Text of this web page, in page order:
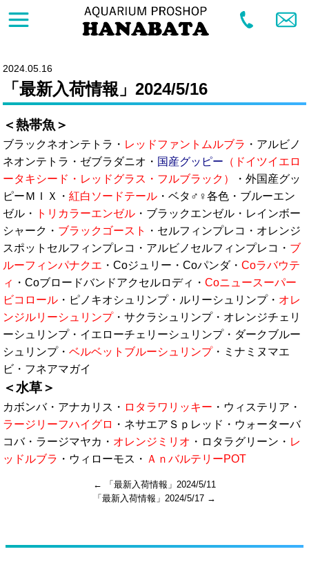
2024.05.16
「最新入荷情報」2024/5/16
＜熱帯魚＞
ブラックネオンテトラ・ レッドファントムルブラ ・アルビノ
ネオンテトラ・ゼブラダニオ・ 国産グッピー （ドイツイエロ
ータキシード・レッドグラス・フルブラック）
・外国産グッ
ピーＭＩＸ・紅白ソードテール ・ベタ♂♀各色・ブルーエン
ゼル・
トリカラーエンゼル ・ブラックエンゼル・レインボー
シャーク・ ブラックゴースト
・セルフィンプレコ・オレンジ
スポットセルフィンプレコ・アルビノセルフィンプレコ・ ブ
ルーフィンパナクエ ・Coジュリー・Coパンダ・Coラバウテ
ィ ・Coブロードバンドアクセルロディ・Coニュースーパー
ビコロール ・ピノキオシュリンプ・ルリーシュリンプ・ オレ
ンジルリーシュリンプ・サクラシュリンプ・オレンジチェリ
ーシュリンプ・イエローチェリーシュリンプ・ダークブルー
シュリンプ・ベルベットブルーシュリンプ・ミナミヌマエ
ビ・フネアマガイ
＜水草＞
カボンバ・アナカリス・ ロタラワリッキー ・ウィステリア・
ラージリーフハイグロ ・ネサエアＳｐレッド・ウォーターバ
コバ・ラージマヤカ・ オレンジミリオ ・ロタラグリーン・ レ
ッドルブラ ・ウィローモス・ ＡｎバルテリーPOT
←
「最新入荷情報」2024/5/11
「最新入荷情報」2024/5/17 →